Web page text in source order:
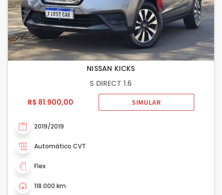
NISSAN KICKS
S DIRECT 1.6
R$ 81.900,00
SIMULAR
2019/2019
Automático CVT
Flex
118.000 km